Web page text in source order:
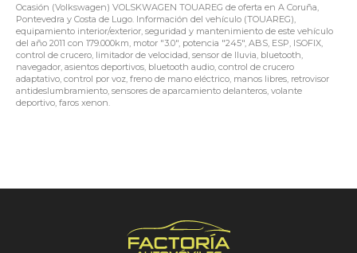
Ocasión (Volkswagen) VOLSKWAGEN TOUAREG de oferta en A Coruña,
Pontevedra y Costa de Lugo. Información del vehículo (TOUAREG),
equipamiento interior/exterior, seguridad y mantenimiento de este vehículo
del año 2011 con 179.000km, motor "3.0", potencia "245", ABS, ESP, ISOFIX,
control de crucero, limitador de velocidad, sensor de lluvia, bluetooth,
navegador, asientos deportivos, bluetooth audio, control de crucero
adaptativo, control por voz, freno de mano eléctrico, manos libres, retrovisor
antideslumbramiento, sensores de aparcamiento delanteros, volante
deportivo, faros xenon.